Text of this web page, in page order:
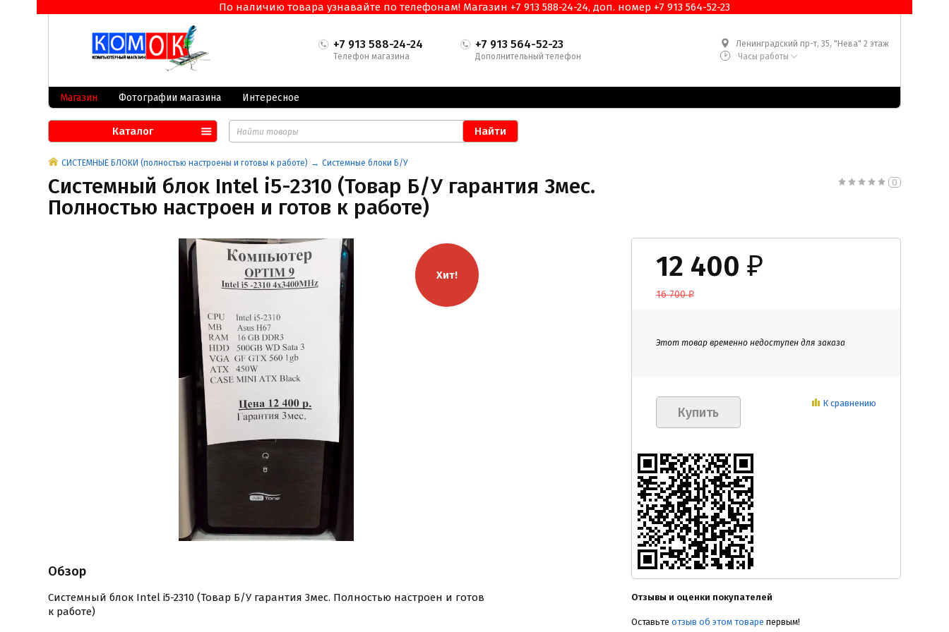
По наличию товара узнавайте по телефонам! Магазин +7 913 588-24-24, доп. номер +7 913 564-52-23
+7 913 588-24-24
Телефон магазина
+7 913 564-52-23
Дополнительный телефон
Ленинградский пр-т, 35, "Нева" 2 этаж
Часы работы
Магазин Фотографии магазина Интересное
Каталог
СИСТЕМНЫЕ БЛОКИ (полностью настроены и готовы к работе) Системные блоки Б/У
Системный блок Intel i5-2310 (Товар Б/У гарантия 3мес.
Полностью настроен и готов к работе)
0
Хит!
Обзор
Системный блок Intel i5-2310 (Товар Б/У гарантия 3мес. Полностью настроен и готов
к работе)
12 400 ₽
16 700₽
Этот товар временно недоступен для заказа
К сравнению
Отзывы и оценки покупателей
Оставьте отзыв об этом товаре первым!